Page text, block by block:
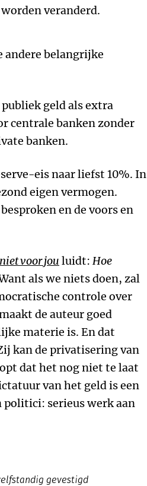
veranderd.
andere belangrijke
geld als extra
centrale banken zonder
banken.
eis naar liefst 10%. In
eigen vermogen.
en de voors en
voor jou luidt: Hoe
als we niets doen, zal
controle over
de auteur goed
materie is. En dat
kan de privatisering van
dat het nog niet te laat
van het geld is een
politici: serieus werk aan
gevestigd